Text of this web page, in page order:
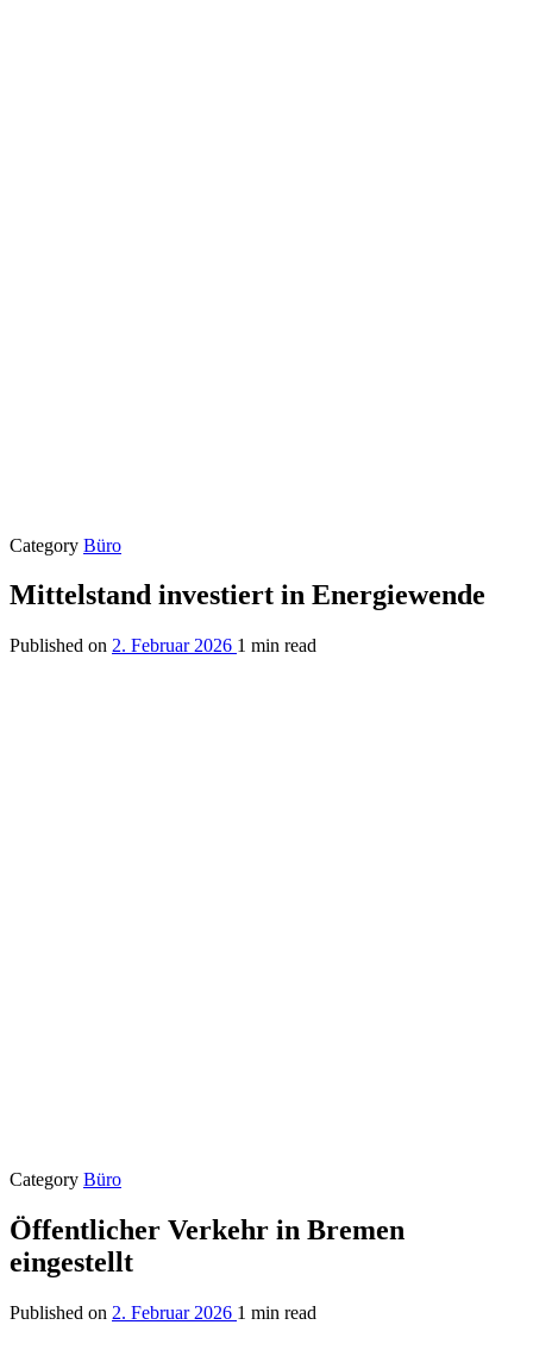
Category Büro
Mittelstand investiert in Energiewende
Published on 2. Februar 2026 1 min read
Category Büro
Öffentlicher Verkehr in Bremen
eingestellt
Published on 2. Februar 2026 1 min read